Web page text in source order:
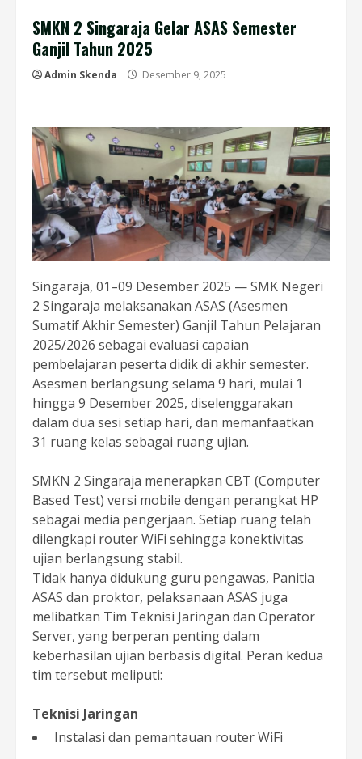
SMKN 2 Singaraja Gelar ASAS Semester
Ganjil Tahun 2025
Admin Skenda Desember 9, 2025
Singaraja, 01–09 Desember 2025 — SMK Negeri
2 Singaraja melaksanakan ASAS (Asesmen
Sumatif Akhir Semester) Ganjil Tahun Pelajaran
2025/2026 sebagai evaluasi capaian
pembelajaran peserta didik di akhir semester.
Asesmen berlangsung selama 9 hari, mulai 1
hingga 9 Desember 2025, diselenggarakan
dalam dua sesi setiap hari, dan memanfaatkan
31 ruang kelas sebagai ruang ujian.
SMKN 2 Singaraja menerapkan CBT (Computer
Based Test) versi mobile dengan perangkat HP
sebagai media pengerjaan. Setiap ruang telah
dilengkapi router WiFi sehingga konektivitas
ujian berlangsung stabil.
Tidak hanya didukung guru pengawas, Panitia
ASAS dan proktor, pelaksanaan ASAS juga
melibatkan Tim Teknisi Jaringan dan Operator
Server, yang berperan penting dalam
keberhasilan ujian berbasis digital. Peran kedua
tim tersebut meliputi:
Teknisi Jaringan
Instalasi dan pemantauan router WiFi